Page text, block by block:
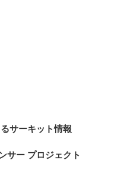
サーキット情報
サー プロジェクト